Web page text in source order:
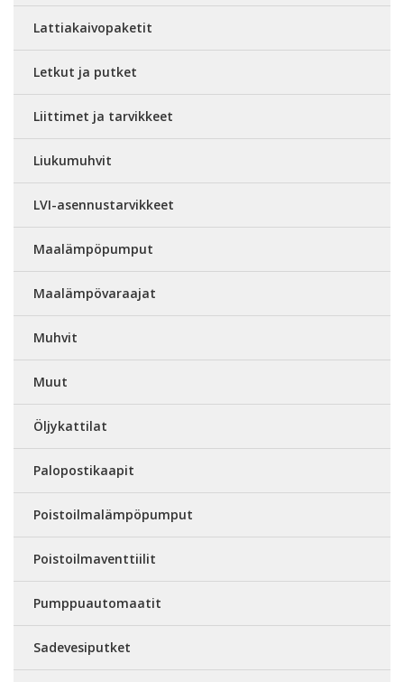
Lattiakaivopaketit
Letkut ja putket
Liittimet ja tarvikkeet
Liukumuhvit
LVI-asennustarvikkeet
Maalämpöpumput
Maalämpövaraajat
Muhvit
Muut
Öljykattilat
Palopostikaapit
Poistoilmalämpöpumput
Poistoilmaventtiilit
Pumppuautomaatit
Sadevesiputket